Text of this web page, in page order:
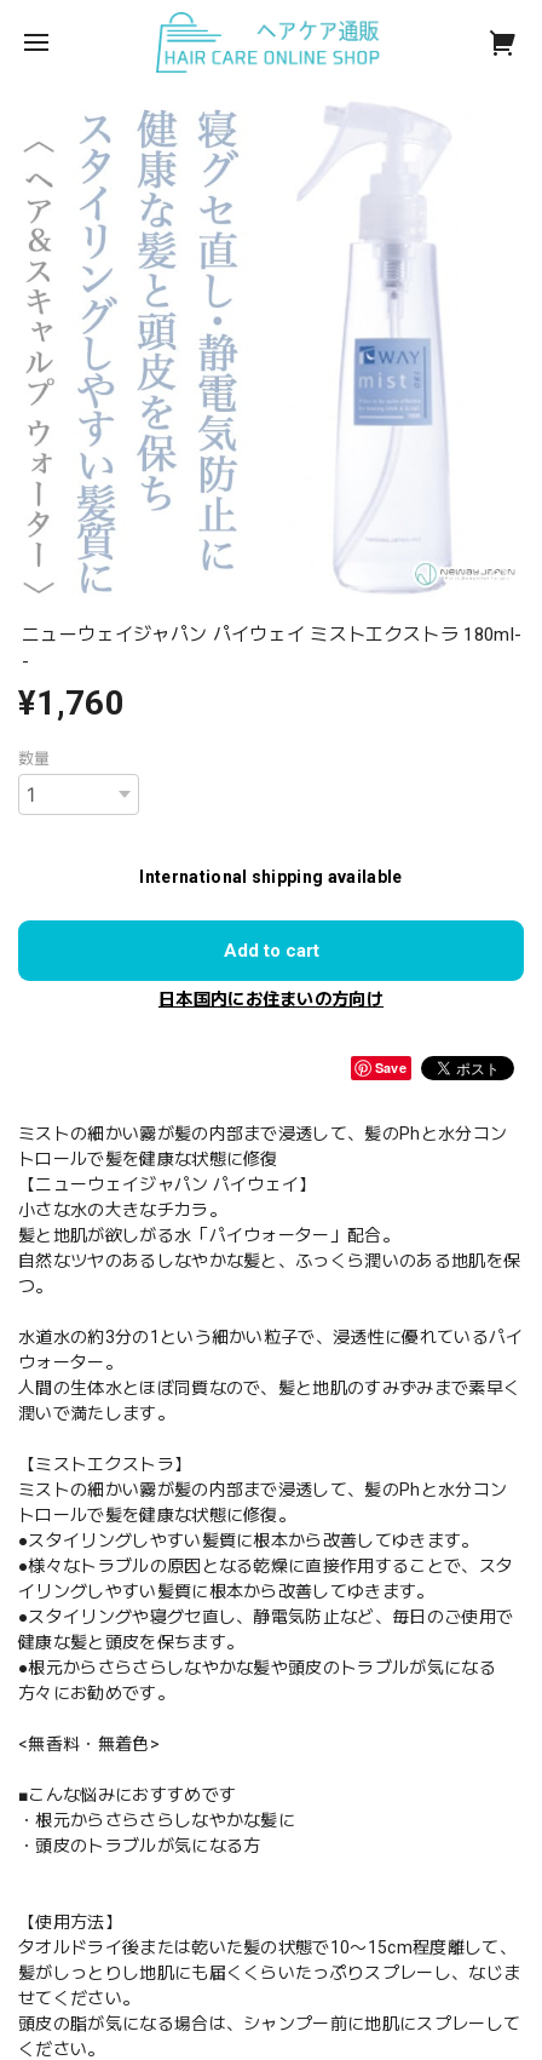
ニューウェイジャパン パイウェイ ミストエクストラ 180ml-
-
¥1,760
数量
International shipping available
Add to cart
日本国内にお住まいの方向け
Save
ミストの細かい霧が髪の内部まで浸透して、髪のPhと水分コン
トロールで髪を健康な状態に修復
【ニューウェイジャパン パイウェイ】
小さな水の大きなチカラ。
髪と地肌が欲しがる水「パイウォーター」配合。
自然なツヤのあるしなやかな髪と、ふっくら潤いのある地肌を保
つ。
水道水の約3分の1という細かい粒子で、浸透性に優れているパイ
ウォーター。
人間の生体水とほぼ同質なので、髪と地肌のすみずみまで素早く
潤いで満たします。
【ミストエクストラ】
ミストの細かい霧が髪の内部まで浸透して、髪のPhと水分コン
トロールで髪を健康な状態に修復。
●スタイリングしやすい髪質に根本から改善してゆきます。
●様々なトラブルの原因となる乾燥に直接作用することで、スタ
イリングしやすい髪質に根本から改善してゆきます。
●スタイリングや寝グセ直し、静電気防止など、毎日のご使用で
健康な髪と頭皮を保ちます。
●根元からさらさらしなやかな髪や頭皮のトラブルが気になる
方々にお勧めです。
<無香料・無着色>
■こんな悩みにおすすめです
・根元からさらさらしなやかな髪に
・頭皮のトラブルが気になる方
【使用方法】
タオルドライ後または乾いた髪の状態で10〜15cm程度離して、
髪がしっとりし地肌にも届くくらいたっぷりスプレーし、なじま
せてください。
頭皮の脂が気になる場合は、シャンプー前に地肌にスプレーして
ください。